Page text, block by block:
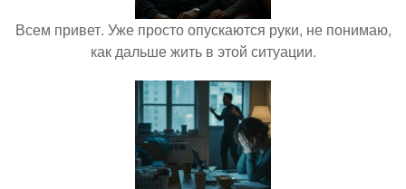
Всем привет. Уже просто опускаются руки, не понимаю,
как дальше жить в этой ситуации.